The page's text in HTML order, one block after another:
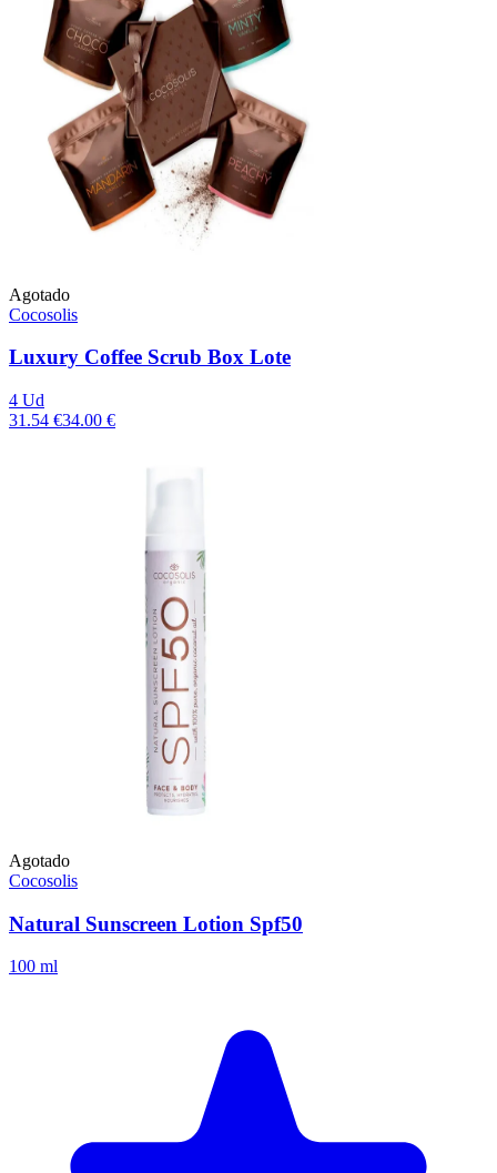
Agotado
Cocosolis
Luxury Coffee Scrub Box Lote
4 Ud
31.54 €34.00 €
Agotado
Cocosolis
Natural Sunscreen Lotion Spf50
100 ml